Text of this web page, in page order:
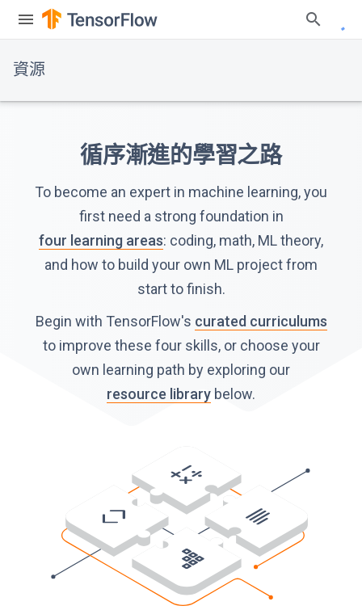
資源
循序漸進的學習之路
To become an expert in machine learning, you
first need a strong foundation in
four learning areas: coding, math, ML theory,
and how to build your own ML project from
start to finish.
Begin with TensorFlow's curated curriculums
to improve these four skills, or choose your
own learning path by exploring our
resource library below.